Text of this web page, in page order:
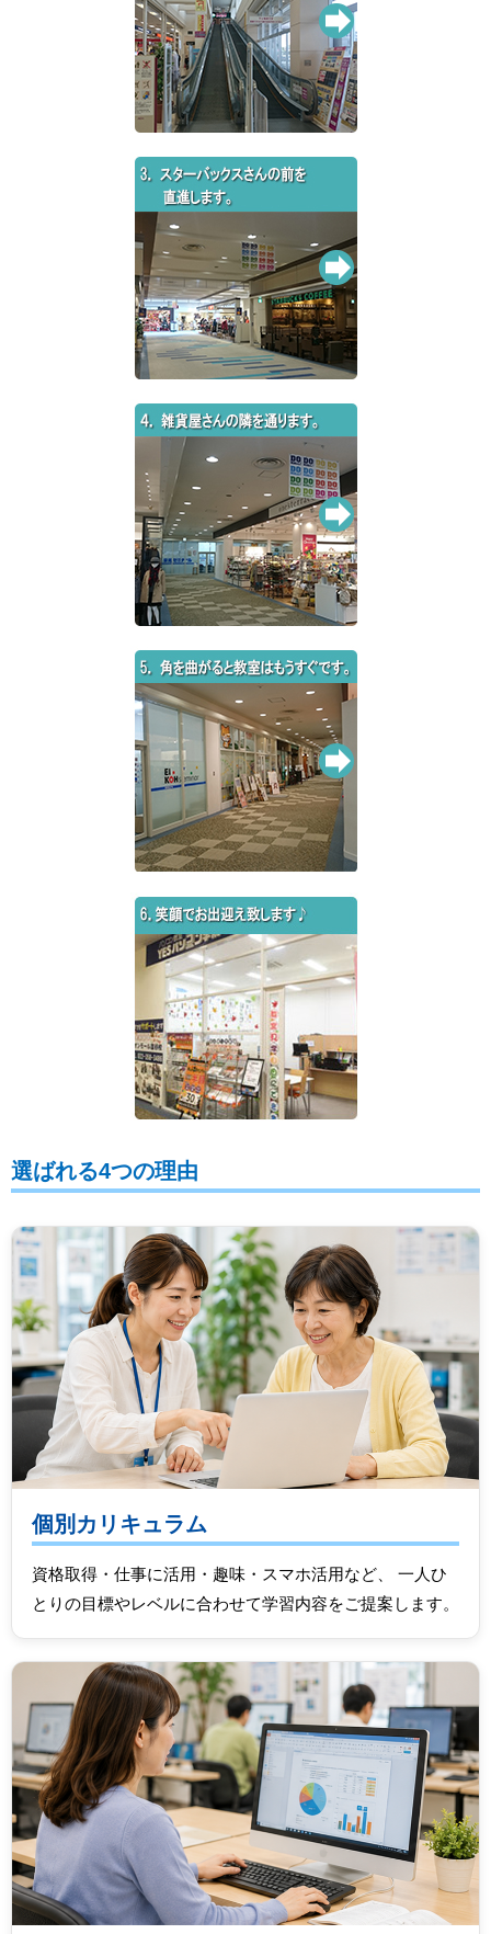
選ばれる4つの理由
個別カリキュラム
資格取得・仕事に活用・趣味・スマホ活用など、 一人ひ
とりの目標やレベルに合わせて学習内容をご提案します。